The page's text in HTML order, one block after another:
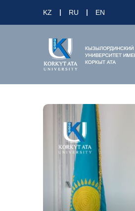
KZ RU EN